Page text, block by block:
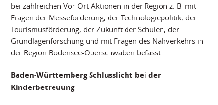
bei zahlreichen Vor-Ort-Aktionen in der Region z. B. mit
Fragen der Messeförderung, der Technologiepolitik, der
Tourismusförderung, der Zukunft der Schulen, der
Grundlagenforschung und mit Fragen des Nahverkehrs in
der Region Bodensee-Oberschwaben befasst.
Baden-Württemberg Schlusslicht bei der
Kinderbetreuung